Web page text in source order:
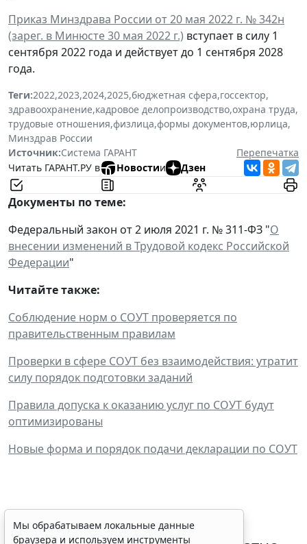
Приказ Минздрава России от 20 мая 2022 г. № 342н
(зарег. в Минюсте 30 мая 2022 г.) вступает в силу 1
сентября 2022 года и действует до 1 сентября 2028
года.
Теги:2022,2023,2024,2025,бюджетная сфера,госсектор,
здравоохранение,кадровое делопроизводство,охрана труда,
трудовые отношения,физлица,формы документов,юрлица,
Минздрав России
Источник:Система ГАРАНТ
Перепечатка
Читать ГАРАНТ.РУ в
Новостии Дзен
Документы по теме:
Федеральный закон от 2 июля 2021 г. № 311-ФЗ "О
внесении изменений в Трудовой кодекс Российской
Федерации"
Читайте также:
Соблюдение норм о СОУТ проверяется по
правительственным правилам
Проверки в сфере СОУТ без взаимодействия: утратит
силу порядок подготовки заданий
Правила допуска к оказанию услуг по СОУТ будут
оптимизированы
Новые форма и порядок подачи декларации по СОУТ
Временное удостоверение
Мы обрабатываем локальные данные
браузера и используем инструменты